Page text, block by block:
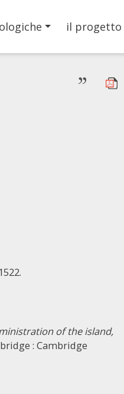
il progetto
”
of the island,
: Cambridge